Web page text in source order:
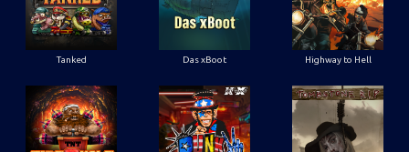
Tanked Das xBoot Highway to Hell